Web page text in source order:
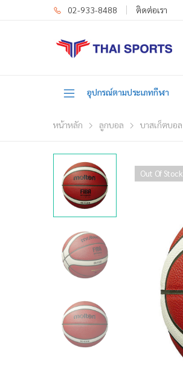
02-933-8488 ติดต่อเรา
อุปกรณ์ตามประเภทกีฬา
หน้าหลัก ลูกบอล บาสเก็ตบอล
Out Of Stock